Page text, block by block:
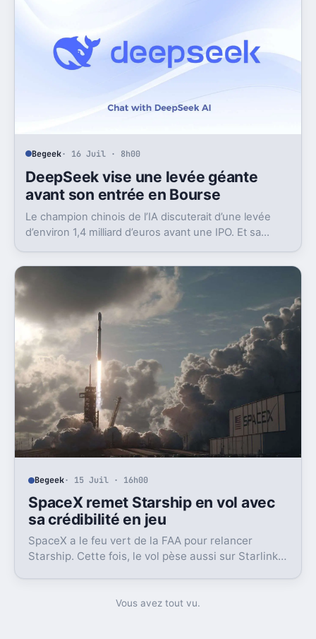
Begeek· 16 Juil · 8h00
DeepSeek vise une levée géante
avant son entrée en Bourse
Le champion chinois de l’IA discuterait d’une levée
d’environ 1,4 milliard d’euros avant une IPO. Et sa
Begeek· 15 Juil · 16h00
SpaceX remet Starship en vol avec
sa crédibilité en jeu
SpaceX a le feu vert de la FAA pour relancer
Starship. Cette fois, le vol pèse aussi sur Starlink